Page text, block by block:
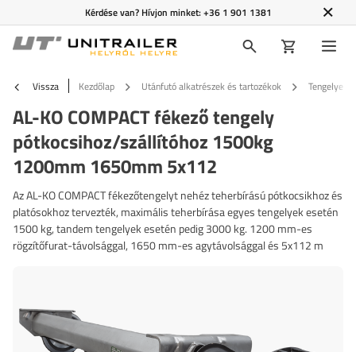
Kérdése van? Hívjon minket:+36 1 901 1381
Vissza Kezdőlap Utánfutó alkatrészek és tartozékok Tengelyek
AL-KO COMPACT fékező tengely
pótkocsihoz/szállítóhoz 1500kg
1200mm 1650mm 5x112
Az AL-KO COMPACT fékezőtengelyt nehéz teherbírású pótkocsikhoz és
platósokhoz tervezték, maximális teherbírása egyes tengelyek esetén
1500 kg, tandem tengelyek esetén pedig 3000 kg. 1200 mm-es
rögzítőfurat-távolsággal, 1650 mm-es agytávolsággal és 5x112 m